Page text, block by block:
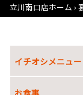
立川南口店ホーム
イチオシメニュー
お食事